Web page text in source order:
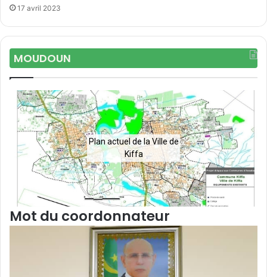
17 avril 2023
MOUDOUN
Plan actuel de la Ville de
Kiffa
Mot du coordonnateur